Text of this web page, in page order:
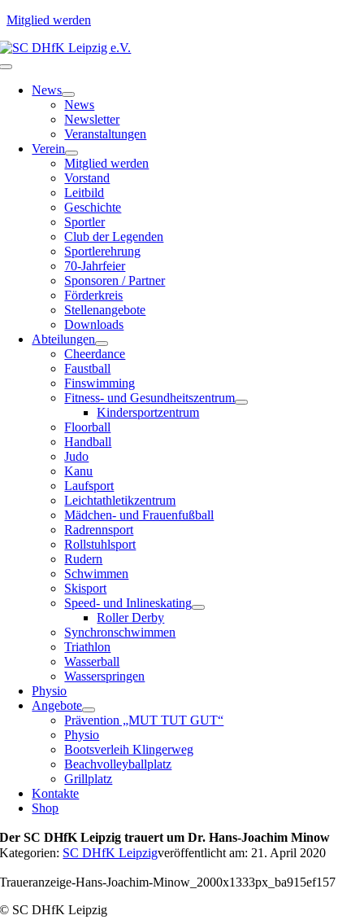
Mitglied werden
Zum
Inhalt
Toggle
NavigationNews
News
Newsletter
Veranstaltungen
Verein
Mitglied werden
Vorstand
Leitbild
Geschichte
Sportler
Club der Legenden
Sportlerehrung
70-Jahrfeier
Sponsoren / Partner
Förderkreis
Stellenangebote
Downloads
Abteilungen
Cheerdance
Faustball
Finswimming
Fitness- und Gesundheitszentrum
Kindersportzentrum
Floorball
Handball
Judo
Kanu
Laufsport
Leichtathletikzentrum
Mädchen- und Frauenfußball
Radrennsport
Rollstuhlsport
Rudern
Schwimmen
Skisport
Speed- und Inlineskating
Roller Derby
Synchronschwimmen
Triathlon
Wasserball
Wasserspringen
Physio
Angebote
Prävention „MUT TUT GUT“
Physio
Bootsverleih Klingerweg
Beachvolleyballplatz
Grillplatz
Kontakte
Shop
Der SC DHfK Leipzig trauert um Dr. Hans-Joachim Minow
Kategorien: SC DHfK Leipzigveröffentlicht am: 21. April 2020
Traueranzeige-Hans-Joachim-Minow_2000x1333px_ba915ef157
© SC DHfK Leipzig